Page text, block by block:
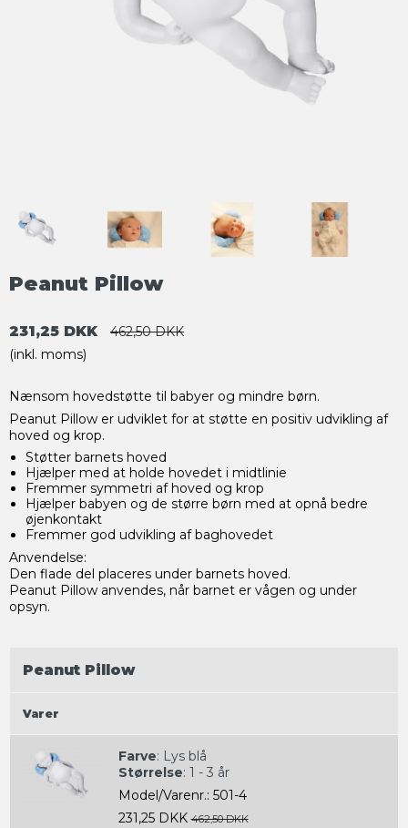
Peanut Pillow
231,25 DKK
462,50 DKK
(inkl. moms)
Nænsom hovedstøtte til babyer og mindre børn.
Peanut Pillow er udviklet for at støtte en positiv udvikling af
hoved og krop.
Støtter barnets hoved
Hjælper med at holde hovedet i midtlinie
Fremmer symmetri af hoved og krop
Hjælper babyen og de større børn med at opnå bedre
øjenkontakt
Fremmer god udvikling af baghovedet
Anvendelse:
Den flade del placeres under barnets hoved.
Peanut Pillow anvendes, når barnet er vågen og under
opsyn.
Peanut Pillow
Varer
Farve: Lys blå
Størrelse: 1 - 3 år
Model/Varenr.: 501-4
231,25 DKK 462,50 DKK